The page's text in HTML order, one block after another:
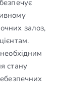
залоз,
стану